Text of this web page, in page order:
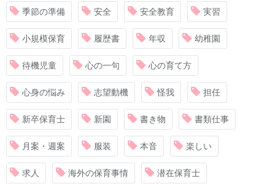
季節の準備 安全 安全教育 実習
小規模保育 履歴書 年収 幼稚園
待機児童 心の一句 心の育て方
心身の悩み 志望動機 怪我 担任
新卒保育士 新園 書き物 書類仕事
月案・週案 服装 本音 楽しい
求人 海外の保育事情 潜在保育士